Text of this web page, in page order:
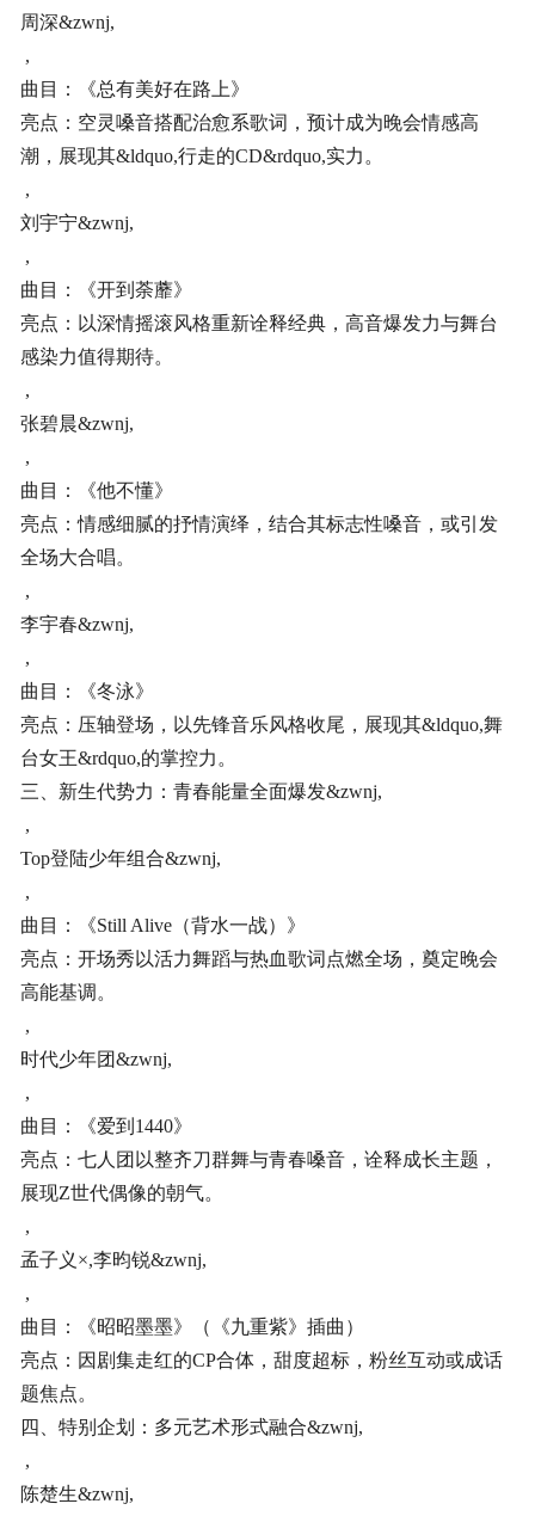
周深&zwnj,
,
曲目：《总有美好在路上》
亮点：空灵嗓音搭配治愈系歌词，预计成为晚会情感高
潮，展现其&ldquo,行走的CD&rdquo,实力。
,
刘宇宁&zwnj,
,
曲目：《开到荼蘼》
亮点：以深情摇滚风格重新诠释经典，高音爆发力与舞台
感染力值得期待。
,
张碧晨&zwnj,
,
曲目：《他不懂》
亮点：情感细腻的抒情演绎，结合其标志性嗓音，或引发
全场大合唱。
,
李宇春&zwnj,
,
曲目：《冬泳》
亮点：压轴登场，以先锋音乐风格收尾，展现其&ldquo,舞
台女王&rdquo,的掌控力。
三、新生代势力：青春能量全面爆发&zwnj,
,
Top登陆少年组合&zwnj,
,
曲目：《Still Alive（背水一战）》
亮点：开场秀以活力舞蹈与热血歌词点燃全场，奠定晚会
高能基调。
,
时代少年团&zwnj,
,
曲目：《爱到1440》
亮点：七人团以整齐刀群舞与青春嗓音，诠释成长主题，
展现Z世代偶像的朝气。
,
孟子义×,李昀锐&zwnj,
,
曲目：《昭昭墨墨》（《九重紫》插曲）
亮点：因剧集走红的CP合体，甜度超标，粉丝互动或成话
题焦点。
四、特别企划：多元艺术形式融合&zwnj,
,
陈楚生&zwnj,